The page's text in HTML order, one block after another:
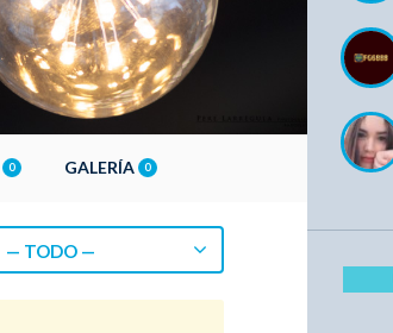
0 GALERÍA 0
— TODO —